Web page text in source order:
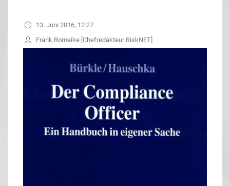
13. Juni 2016, 12:27
Frank Romeike [Chefredakteur RiskNET]